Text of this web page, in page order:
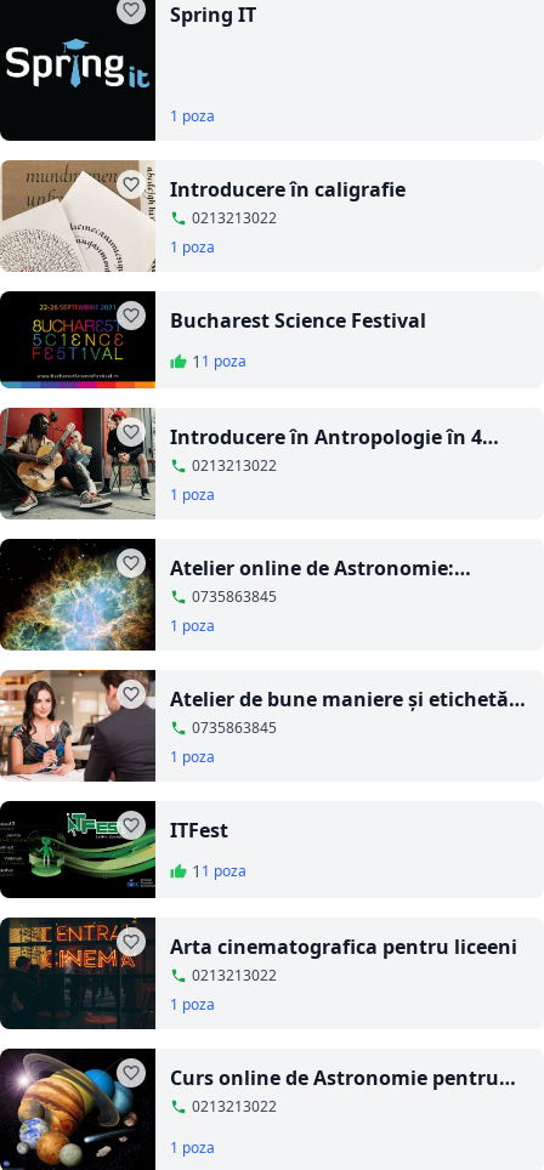
Spring IT
1 poza
Introducere în caligrafie
0213213022
1 poza
Bucharest Science Festival
1 1 poza
Introducere în Antropologie în 4
episoade: rudenie, economie,
politică, religie
0213213022
1 poza
Atelier online de Astronomie:
Constelații, sateliți, galaxii
0735863845
1 poza
Atelier de bune maniere şi etichetă
în societate
0735863845
1 poza
ITFest
1 1 poza
Arta cinematografica pentru liceeni
0213213022
1 poza
Curs online de Astronomie pentru
copii0213213022
1 poza